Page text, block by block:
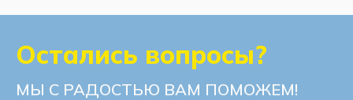
Остались вопросы?
МЫ С РАДОСТЬЮ ВАМ ПОМОЖЕМ!